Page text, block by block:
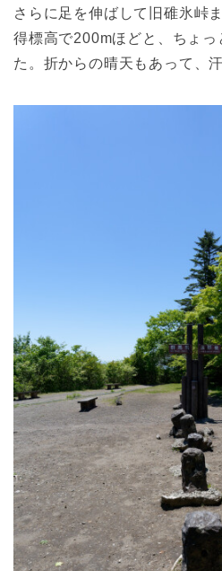
さらに足を伸ばして旧碓氷峠
得標高で200mほどと、ちょっ
た。折からの晴天もあって、汗